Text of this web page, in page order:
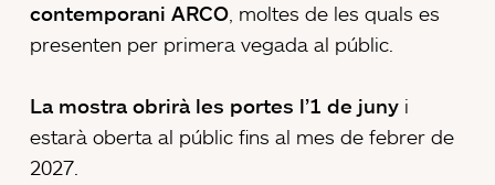
contemporani ARCO , moltes de les quals es
presenten per primera vegada al públic.
La mostra obrirà les portes l’1 de juny i
estarà oberta al públic fins al mes de febrer de
2027.